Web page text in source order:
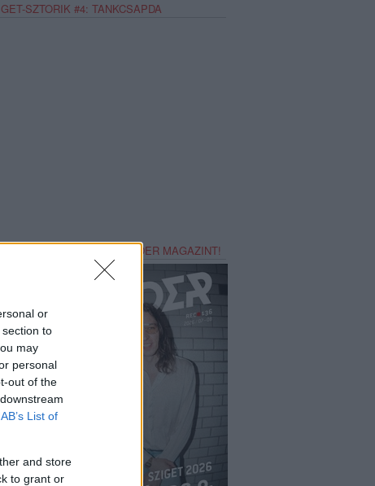
or
to
may
personal
out of the
List of
and store
to grant or
SZTORIK #4: TANKCSAPDA
MAGADNAK RECORDER MAGAZINT!